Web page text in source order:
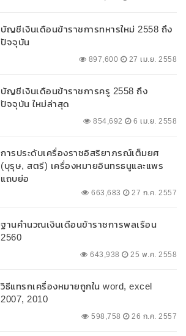
บัญชีเงินเดือนข้าราชการทหารใหม่ 2558 ถึง
ปัจจุบัน
897,600 27 เม.ย. 2558
บัญชีเงินเดือนข้าราชการครู 2558 ถึง
ปัจจุบัน ใหม่ล่าสุด
854,692 6 เม.ย. 2558
การประดับเครื่องราชอิสริยาภรณ์เต็มยศ
(บุรุษ, สตรี) เครื่องหมายอินทรธนูและแพร
แถบย่อ
663,683 27 ก.ค. 2557
ฐานคำนวณเงินเดือนข้าราชการพลเรือน
2560
643,938 25 พ.ค. 2558
วิธีแทรกเครื่องหมายถูกใน word, excel
2007, 2010
598,758 26 ก.ค. 2557